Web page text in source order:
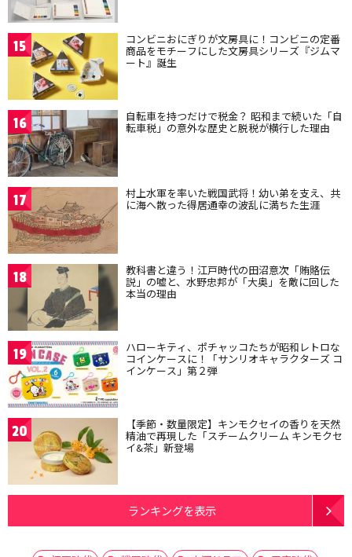
15 コンビニおにぎりが文房具に！コンビニの定番
商品をモチーフにした文房具シリーズ『ジムマ
ート』誕生
16 自転車を持つだけで税金？ 昭和まで続いた「自
転車税」の意外な歴史と脱税が横行した理由
17 村上水軍を率いた戦国武将！幼い弟を支え、共
に海へ散った得居通幸の波乱に満ちた生涯
18 教科書と違う！江戸時代の田沼意次「賄賂伝
説」の嘘と、水野忠邦が「大奥」を敵に回した
本当の理由
19 ハローキティ、ポチャッコたちが昭和レトロな
コインケースに！「サンリオキャラクターズ コ
インケース」第２弾
20 【季節・数量限定】キンモクセイの香りを天然
精油で再現した「スチームクリーム キンモクセ
イ&茶」新登場
ランキングを表示